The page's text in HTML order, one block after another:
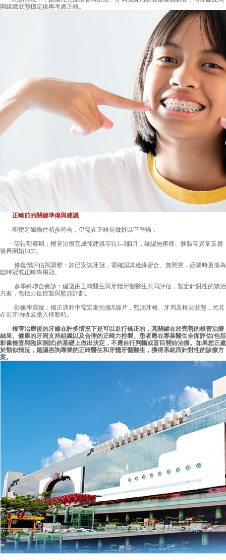
圍組織狀態穩定後再考慮正畸。
正畸前的關鍵準備與建議
即便牙齒條件初步符合，仍需在正畸前做好以下準備：
·等待觀察期：根管治療完成後建議等待1–3個月，確認無疼痛、腫脹等異常反應
後再開始加力。
·修復體評估與調整：如已安裝牙冠，需確認其邊緣密合、無懸突，必要時更換為
臨時冠或正畸專用冠。
·多學科聯合會診：建議由正畸醫生與牙體牙髓醫生共同評估，製定針對性的矯治
方案，包括力值控製與監測計劃。
·影像學跟蹤：矯正過程中需定期拍攝X線片，監測牙根、牙周及根尖狀態，尤其
在前牙內收或壓入移動時。
根管治療後的牙齒在許多情況下是可以進行矯正的，其關鍵在於完善的根管治療
結果、健康的牙周支持組織以及合理的正畸力控製。患者應在專業醫生全面評估(包括
影像檢查與臨床測試)的基礎上做出決定，不應自行判斷或盲目開始治療。如果您正處
於類似情況，建議咨詢專業的正畸醫生和牙體牙髓醫生，獲得系統而針對性的診療方
案。